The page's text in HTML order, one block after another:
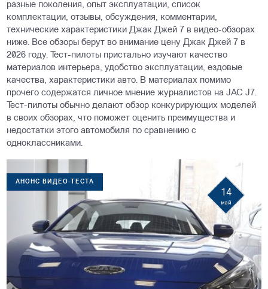
разные поколения, опыт эксплуатации, список
комплектации, отзывы, обсуждения, комментарии,
технические характеристики Джак Джей 7 в видео-обзорах
ниже. Все обзоры берут во внимание цену Джак Джей 7 в
2026 году. Тест-пилоты пристально изучают качество
материалов интерьера, удобство эксплуатации, ездовые
качества, характеристики авто. В материалах помимо
прочего содержатся личное мнение журналистов на JAC J7.
Тест-пилоты обычно делают обзор конкурирующих моделей
в своих обзорах, что поможет оценить преимущества и
недостатки этого автомобиля по сравнению с
одноклассниками.
АНОНС ВИДЕО-ТЕСТА
14
май